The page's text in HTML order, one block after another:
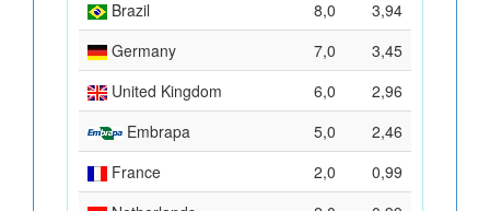
Brazil 8,0
3,94
Germany
7,0
3,45
United Kingdom
6,0
2,96
Embrapa
5,0
2,46
France
2,0
0,99